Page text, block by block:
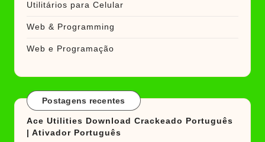
Utilitários para Celular
Web & Programming
Web e Programação
Postagens recentes
Ace Utilities Download Crackeado Português
| Ativador Português